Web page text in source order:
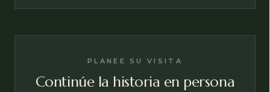
PLANEE SU VISITA
Continúe la historia en persona